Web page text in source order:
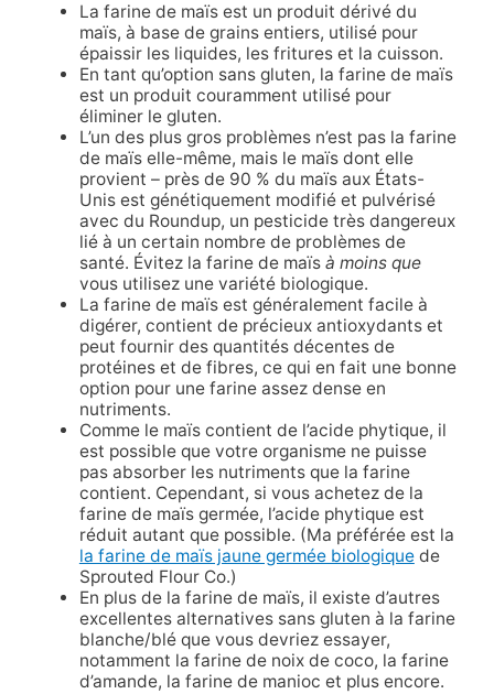
La farine de maïs est un produit dérivé du
maïs, à base de grains entiers, utilisé pour
épaissir les liquides, les fritures et la cuisson.
En tant qu’option sans gluten, la farine de maïs
est un produit couramment utilisé pour
éliminer le gluten.
L’un des plus gros problèmes n’est pas la farine
de maïs elle-même, mais le maïs dont elle
provient – près de 90 % du maïs aux États-
Unis est génétiquement modifié et pulvérisé
avec du Roundup, un pesticide très dangereux
lié à un certain nombre de problèmes de
santé. Évitez la farine de maïs à moins que
vous utilisez une variété biologique.
La farine de maïs est généralement facile à
digérer, contient de précieux antioxydants et
peut fournir des quantités décentes de
protéines et de fibres, ce qui en fait une bonne
option pour une farine assez dense en
nutriments.
Comme le maïs contient de l’acide phytique, il
est possible que votre organisme ne puisse
pas absorber les nutriments que la farine
contient. Cependant, si vous achetez de la
farine de maïs germée, l’acide phytique est
réduit autant que possible. (Ma préférée est la
la farine de maïs jaune germée biologiquede
Sprouted Flour Co.)
En plus de la farine de maïs, il existe d’autres
excellentes alternatives sans gluten à la farine
blanche/blé que vous devriez essayer,
notamment la farine de noix de coco, la farine
d’amande, la farine de manioc et plus encore.